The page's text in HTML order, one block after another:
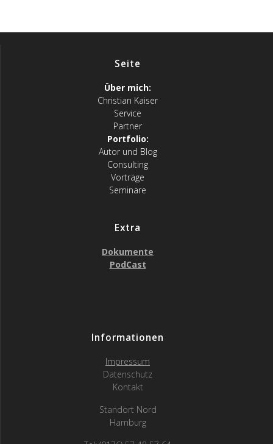
Seite
Über mich:
Christian Kaiser
Service
Partner
Portfolio:
Autor und Blog
Consulting
Vorträge
Seminare
Extra
Dokumente
PodCast
Informationen
Impressum
Datenschutz
Kontakt
Standort Nord
Hamburg